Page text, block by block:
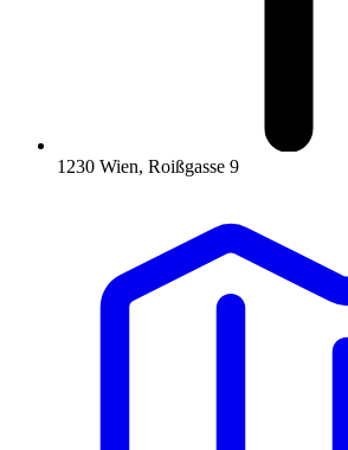
1230 Wien, Roißgasse 9